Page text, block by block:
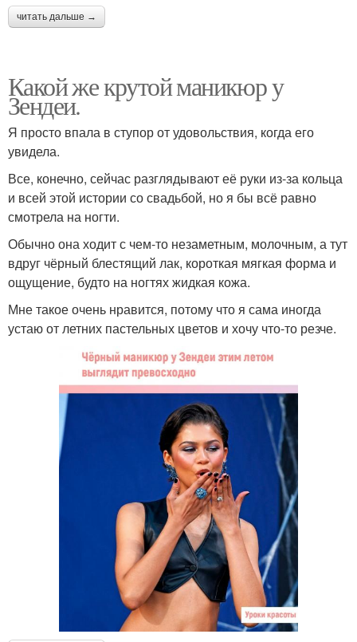
читать дальше →
Какой же крутой маникюр у
Зендеи.
Я просто впала в ступор от удовольствия, когда его
увидела.
Все, конечно, сейчас разглядывают её руки из-за кольца
и всей этой истории со свадьбой, но я бы всё равно
смотрела на ногти.
Обычно она ходит с чем-то незаметным, молочным, а тут
вдруг чёрный блестящий лак, короткая мягкая форма и
ощущение, будто на ногтях жидкая кожа.
Мне такое очень нравится, потому что я сама иногда
устаю от летних пастельных цветов и хочу что-то резче.